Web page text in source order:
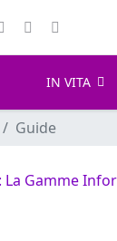
IN VITA
Guide
La Gamme